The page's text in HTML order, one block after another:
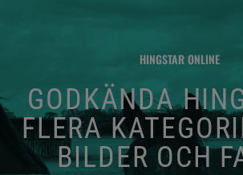
HINGSTAR ONLINE
GODKÄNDA
FLERA
BILDER OCH